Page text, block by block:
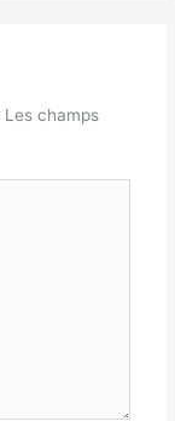
Les champs